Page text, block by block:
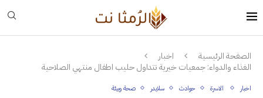
الصفحة الرئيسية
اخبار
الغذاء والدواء: جمعيات خيرية تتداول حليب اطفال منتهي الصلاحية
اخبار الاسرة حوادث سلايدر صحة وبيئة